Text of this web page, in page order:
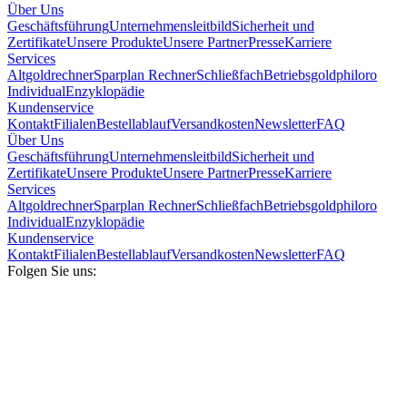
Über Uns
GeschäftsführungUnternehmensleitbildSicherheit und
ZertifikateUnsere ProdukteUnsere PartnerPresseKarriere
Services
AltgoldrechnerSparplan RechnerSchließfachBetriebsgoldphiloro
IndividualEnzyklopädie
Kundenservice
KontaktFilialenBestellablaufVersandkostenNewsletterFAQ
Über Uns
GeschäftsführungUnternehmensleitbildSicherheit und
ZertifikateUnsere ProdukteUnsere PartnerPresseKarriere
Services
AltgoldrechnerSparplan RechnerSchließfachBetriebsgoldphiloro
IndividualEnzyklopädie
Kundenservice
KontaktFilialenBestellablaufVersandkostenNewsletterFAQ
Folgen Sie uns: